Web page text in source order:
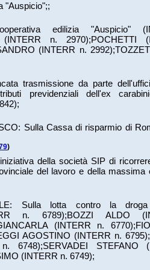
"Auspicio";;
edilizia "Auspicio"
(INTERR n. 2970);POCHETTI
(INTERR n. 2992);
trasmissione da parte
previdenziali dell'ex
);
Sulla Cassa di risparmio di
)
della società SIP di
del lavoro e della massima
Sulla lotta contro la
n. 6789);BOZZI ALDO
(INTERR n. 6770);
AGOSTINO (INTERR n. 6795);
n. 6748);SERVADEI STEFANO
(INTERR n. 6749);